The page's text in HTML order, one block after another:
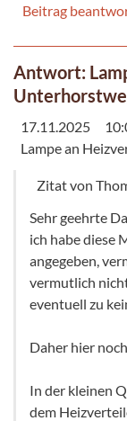
Beitrag
Antwort:
17.11.2025
Lampe an
Zitat von
Sehr geehrte
ich habe diese
angegeben,
vermutlich
eventuell zu
Daher hier
In der kleinen
dem